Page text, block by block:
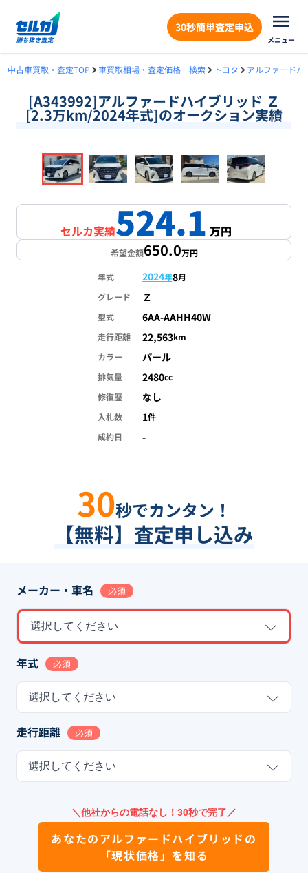
30秒簡単査定申込
メニュー
中古車買取・査定TOP 車買取相場・査定価格 検索 トヨタ アルファードハ
[A343992]アルファードハイブリッド Ｚ
[2.3万km/2024年式]のオークション実績
1/18
セルカ実績524.1万円
希望金額650.0万円
年式 2024年8月
グレード
Ｚ
型式 6AA-AAHH40W
走行距離 22,563km
カラー
パール
排気量 2480cc
修復歴
なし
入札数 1件
成約日
-
30秒でカンタン！
【無料】査定申し込み
メーカー・車名 必須
選択してください
年式 必須
選択してください
走行距離 必須
選択してください
＼他社からの電話なし！30秒で完了／
あなたのアルファードハイブリッドの
「現状価格」を知る